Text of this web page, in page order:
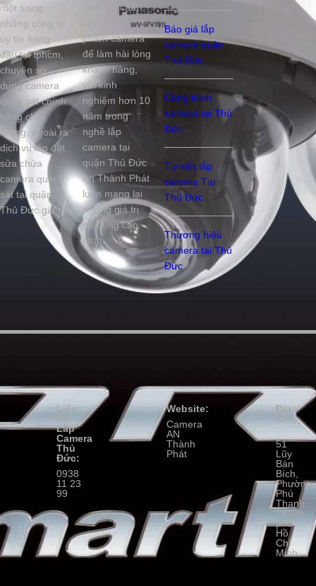
một trong
những công ty
uy tín hàng
đầu tại tphcm,
chuyên sử
dụng camera
quan sát chính
hãng chất
lượng, ngoài ra
dịch vụ lắp đặt
sửa chửa
camera quan
sát tại quận
Thủ Đức giá rẻ
luôn lấy chất
phẩm camera
để làm hài lòng
khách hàng,
với kinh
nghiệm hơn 10
năm trong
nghề lắp
camera tại
quận Thủ Đức
An Thành Phát
luôn mang lại
những giá trị
sử dụng cao
nhất.
Báo giá lắp
camera quận
Thủ Đức
Công trình
camera tại Thủ
Đức
Tư vấn lắp
camera Tại
Thủ Đức
Thương hiệu
camera tại Thủ
Đức
Liên
Hệ
Lắp
Camera
Thủ
Đức:
0938
11 23
99
Website:
Camera
AN
Thành
Phát
Địa
Chỉ:
51
Lũy
Bán
Bích,
Phường
Phú
Thạnh,
Thành
phố
Hồ
Chí
Minh